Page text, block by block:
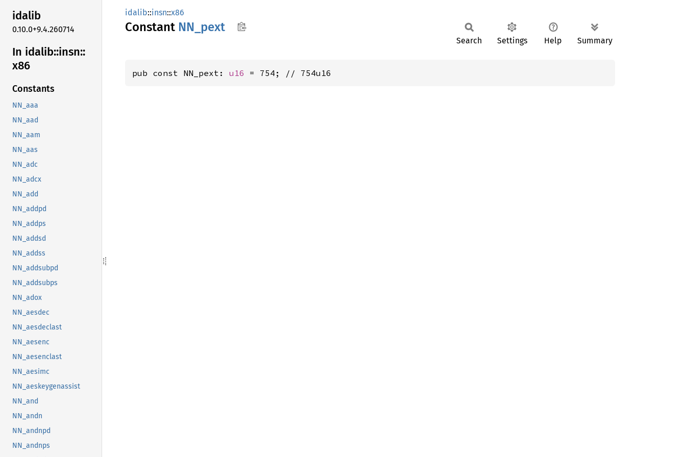
idalib
0.10.0+9.4.260714
In idalib::insn::
x86
Constants
NN_aaa
NN_aad
NN_aam
NN_aas
NN_adc
NN_adcx
NN_add
NN_addpd
NN_addps
NN_addsd
NN_addss
NN_addsubpd
NN_addsubps
NN_adox
NN_aesdec
NN_aesdeclast
NN_aesenc
NN_aesenclast
NN_aesimc
NN_aeskeygenassist
NN_and
NN_andn
NN_andnpd
NN_andnps
idalib::insn::x86
Constant NN_pext
Search Settings Help Summary
pub const NN_pext: u16 = 754; // 754u16